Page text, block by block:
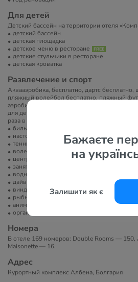
Бажаєте
на
Залишити як є
Для детей
Детский бассейн на территории отеля
детский бассейн
детская площадка
детское меню в ресторане
детские стульчики в ресторане
детская кроватка
Развлечение и спорт
Аквааэробика, бесплатно, дартс бесплатно,
пляжный волейбол бесплатно, пляжный
аэробика бесплатно. Дневная и вечерняя
для детей и взрослых. 6 раз в неделю
раза в неделю — вечерняя.
бильярд
настольный теннис
теннисный корт
волейбол
центр верховой езды
занятия йогой
водные развлечения
дайвинг
виндсерфинг
рыбная ловля
анимация
организация экскурсий
Номера
В отеле 169 номеров: Double Rooms —
Maisonette — 16.
Адрес
Курортный комплекс Албена, Болгария